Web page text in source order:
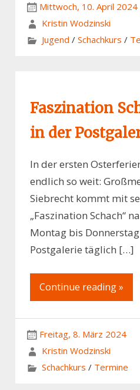
Mittwoch, 10. April 2024
Kristin Wodzinski
Jugend / Schachkurs /
Faszination
in der
In der ersten
endlich so weit:
Siebrecht kommt mit
„Faszination Schach“
Montag bis
Postgalerie täglich […]
Continue reading »
Freitag, 8. März 2024
Kristin Wodzinski
Schachkurs / Termine